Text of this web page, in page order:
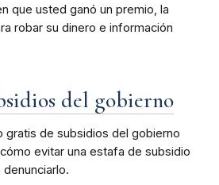
que usted ganó un premio, la
robar su dinero e información
del gobierno
gratis de subsidios del gobierno
evitar una estafa de subsidio